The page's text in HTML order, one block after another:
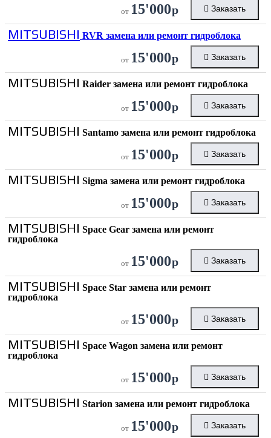
от 15'000р Заказать
MITSUBISHI RVR замена или ремонт гидроблока
от 15'000р Заказать
MITSUBISHI Raider замена или ремонт гидроблока
от 15'000р Заказать
MITSUBISHI Santamo замена или ремонт гидроблока
от 15'000р Заказать
MITSUBISHI Sigma замена или ремонт гидроблока
от 15'000р Заказать
MITSUBISHI Space Gear замена или ремонт
гидроблока
от 15'000р Заказать
MITSUBISHI Space Star замена или ремонт
гидроблока
от 15'000р Заказать
MITSUBISHI Space Wagon замена или ремонт
гидроблока
от 15'000р Заказать
MITSUBISHI Starion замена или ремонт гидроблока
от 15'000р Заказать